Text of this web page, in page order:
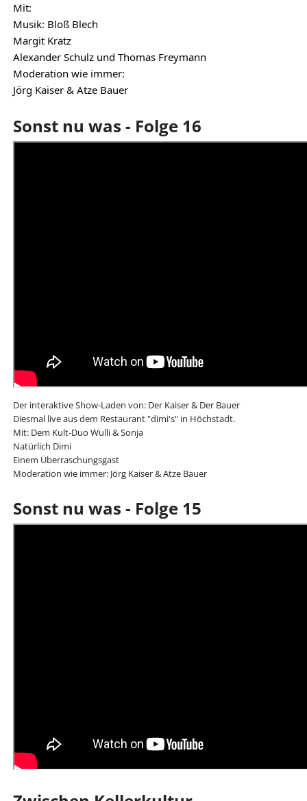
Mit:
Musik: Bloß Blech
Margit Kratz
Alexander Schulz und Thomas Freymann
Moderation wie immer:
Jörg Kaiser & Atze Bauer
Sonst nu was - Folge 16
Der interaktive Show-Laden von: Der Kaiser & Der Bauer
Diesmal live aus dem Restaurant "dimi's" in Höchstadt.
Mit: Dem Kult-Duo Wulli & Sonja
Natürlich Dimi
Einem Überraschungsgast
Moderation wie immer: Jörg Kaiser & Atze Bauer
Sonst nu was - Folge 15